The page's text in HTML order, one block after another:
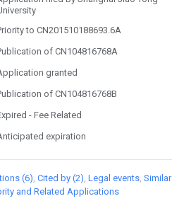
to CN201510188693.6A
of CN104816768A
granted
of CN104816768B
- Fee Related
expiration
(6) Cited by (2) Legal events Similar
and Related Applications